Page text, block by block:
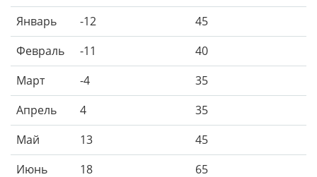
Январь
-12
45
Февраль
-11
40
Март
-4
35
Апрель
4
35
Май
13
45
Июнь
18
65